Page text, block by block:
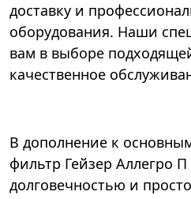
доставку и
оборудования. Наши
вам в выборе
качественное
В дополнение к
фильтр Гейзер Аллегро П
долговечностью и